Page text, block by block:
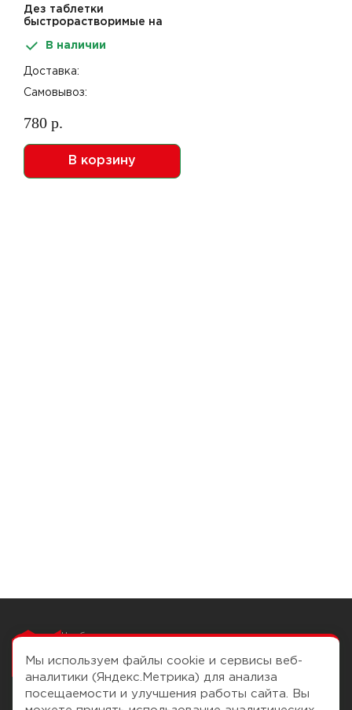
Дез таблетки
быстрорастворимые на
Фарма-Хлор
В наличии
Доставка:
Самовывоз:
780 р.
В корзину
Чтобы вам легко
Мы используем файлы cookie и сервисы веб-
аналитики (Яндекс.Метрика) для анализа
посещаемости и улучшения работы сайта. Вы